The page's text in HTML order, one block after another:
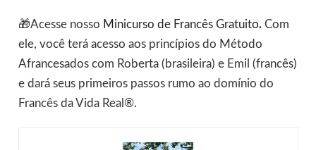
🎁Acesse nosso Minicurso de Francês Gratuito.Com
ele, você terá acesso aos princípios do Método
Afrancesados com Roberta (brasileira) e Emil (francês)
e dará seus primeiros passos rumo ao domínio do
Francês da Vida Real®.